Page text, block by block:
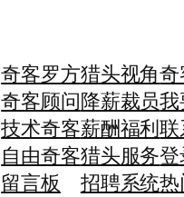
奇客罗方
奇客顾问
技术奇客
自由奇客
留言板
猎头视角
降薪裁员
薪酬福利
猎头服务
招聘系统